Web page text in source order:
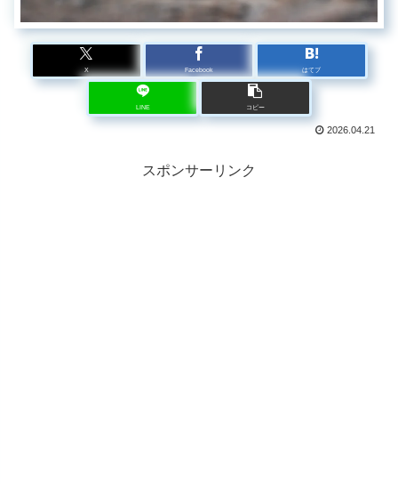
X Facebook はてブ
LINE コピー
2026.04.21
スポンサーリンク